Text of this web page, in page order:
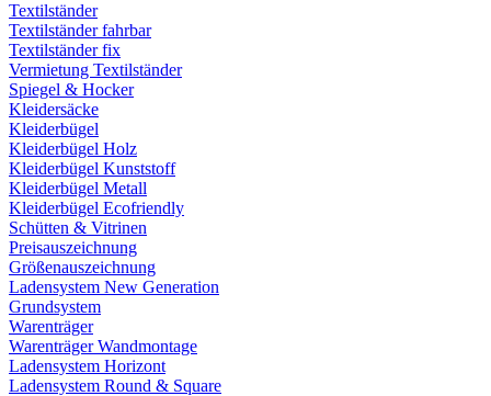
Textilständer
Textilständer fahrbar
Textilständer fix
Vermietung Textilständer
Spiegel & Hocker
Kleidersäcke
Kleiderbügel
Kleiderbügel Holz
Kleiderbügel Kunststoff
Kleiderbügel Metall
Kleiderbügel Ecofriendly
Schütten & Vitrinen
Preisauszeichnung
Größenauszeichnung
Ladensystem New Generation
Grundsystem
Warenträger
Warenträger Wandmontage
Ladensystem Horizont
Ladensystem Round & Square